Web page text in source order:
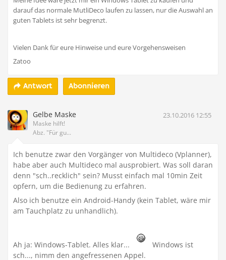
darauf das normale MutliDeco laufen zu lassen, nur die Auswahl an
guten Tablets ist sehr begrenzt.
Vielen Dank für eure Hinweise und eure Vorgehensweisen
Zatoo
Antwort Abonnieren
Gelbe Maske
Maske hilft!
Abz. "Für gu...
23.10.2016 12:55
Ich benutze zwar den Vorgänger von Multideco (Vplanner),
habe aber auch Multideco mal ausprobiert. Was soll daran
denn "sch..recklich" sein? Musst einfach mal 10min Zeit
opfern, um die Bedienung zu erfahren.
Also ich benutze ein Android-Handy (kein Tablet, wäre mir
am Tauchplatz zu unhandlich).
Ah ja: Windows-Tablet. Alles klar...
Windows ist
sch..., nimm den angefressenen Appel.